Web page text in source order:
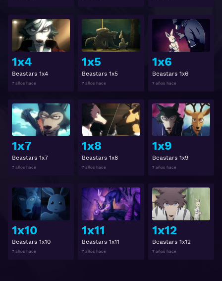
1x4
Beastars 1x4
7 años hace
1x5
Beastars 1x5
7 años hace
1x6
Beastars 1x6
7 años hace
1x7
Beastars 1x7
7 años hace
Ver
1x8
Beastars 1x8
7 años hace
Ver
1x9
Beastars 1x9
7 años hace
1x10
Beastars 1x10
7 años hace
Ver
1x11
Beastars 1x11
7 años hace
Ver
1x12
Beastars 1x12
7 años hace